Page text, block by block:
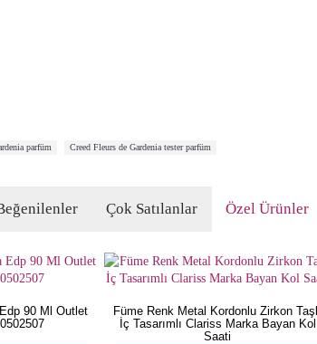
parfüm Creed Fleurs de Gardenia tester parfüm
Çok Satılanlar Özel Ürünler
90 Ml Outlet
Füme Renk Metal Kordonlu Zirkon
İç Tasarımlı Clariss Marka Bayan Kol
Saati